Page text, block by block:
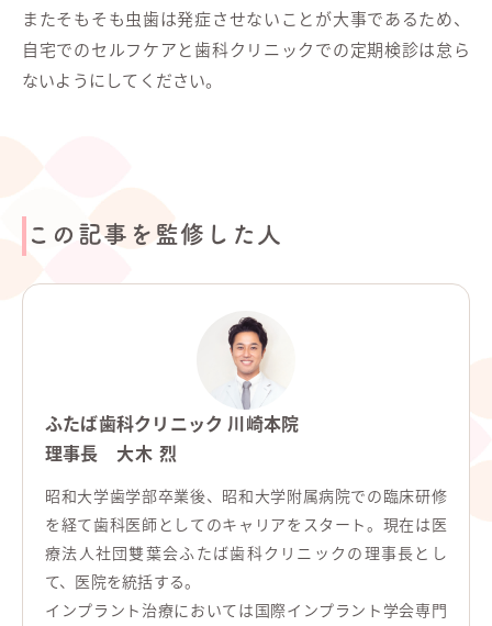
またそもそも虫歯は発症させないことが大事であるため、
自宅でのセルフケアと歯科クリニックでの定期検診は怠ら
ないようにしてください。
この記事を監修した人
ふたば歯科クリニック 川崎本院
理事長 大木 烈
昭和大学歯学部卒業後、昭和大学附属病院での臨床研修
を経て歯科医師としてのキャリアをスタート。現在は医
療法人社団雙葉会ふたば歯科クリニックの理事長とし
て、医院を統括する。
インプラント治療においては国際インプラント学会専門